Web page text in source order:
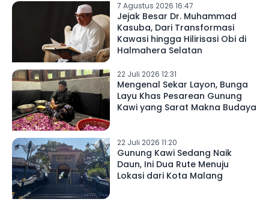
7 Agustus 2026 16:47
Jejak Besar Dr. Muhammad
Kasuba, Dari Transformasi
Kawasi hingga Hilirisasi Obi di
Halmahera Selatan
22 Juli 2026 12:31
Mengenal Sekar Layon, Bunga
Layu Khas Pesarean Gunung
Kawi yang Sarat Makna Budaya
22 Juli 2026 11:20
Gunung Kawi Sedang Naik
Daun, Ini Dua Rute Menuju
Lokasi dari Kota Malang